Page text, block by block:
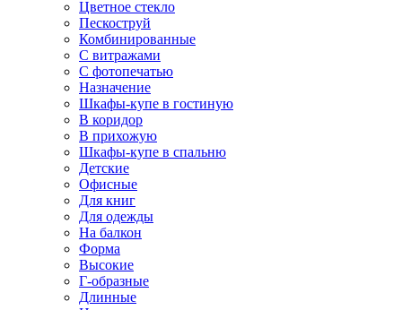
Цветное стекло
Пескоструй
Комбинированные
С витражами
С фотопечатью
Назначение
Шкафы-купе в гостиную
В коридор
В прихожую
Шкафы-купе в спальню
Детские
Офисные
Для книг
Для одежды
На балкон
Форма
Высокие
Г-образные
Длинные